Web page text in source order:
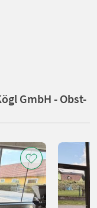
GmbH - Obst-